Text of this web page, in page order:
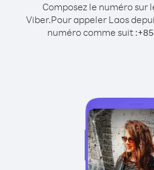
Composez le numéro sur
Viber.Pour appeler Laos
numéro comme suit :+